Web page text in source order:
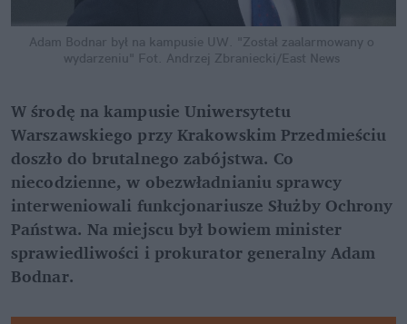
Adam Bodnar był na kampusie UW. "Został zaalarmowany o
wydarzeniu"
Fot. Andrzej Zbraniecki/East News
W środę na kampusie Uniwersytetu
Warszawskiego przy Krakowskim Przedmieściu
doszło do brutalnego zabójstwa. Co
niecodzienne, w obezwładnianiu sprawcy
interweniowali funkcjonariusze Służby Ochrony
Państwa. Na miejscu był bowiem minister
sprawiedliwości i prokurator generalny Adam
Bodnar.